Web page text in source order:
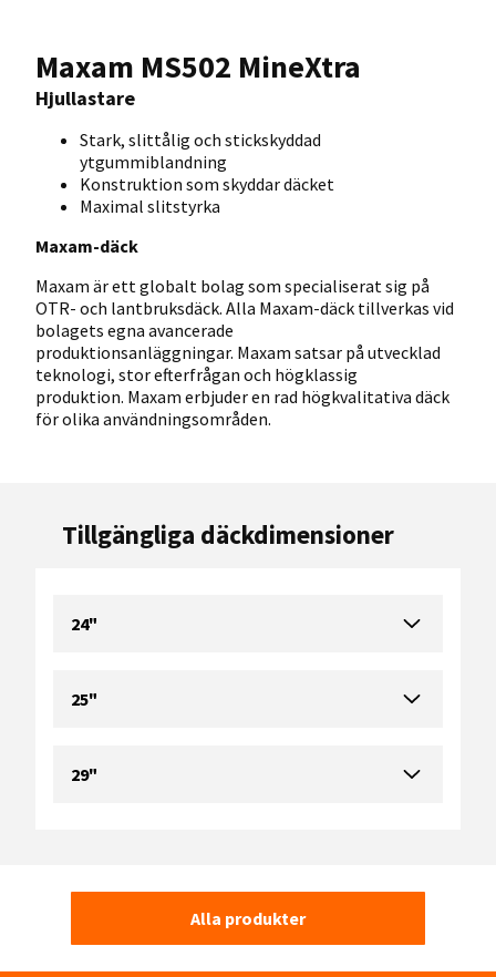
Maxam MS502 MineXtra
Hjullastare
Stark, slittålig och stickskyddad
ytgummiblandning
Konstruktion som skyddar däcket
Maximal slitstyrka
Maxam-däck
Maxam är ett globalt bolag som specialiserat sig på
OTR- och lantbruksdäck. Alla Maxam-däck tillverkas vid
bolagets egna avancerade
produktionsanläggningar. Maxam satsar på utvecklad
teknologi, stor efterfrågan och högklassig
produktion. Maxam erbjuder en rad högkvalitativa däck
för olika användningsområden.
Tillgängliga däckdimensioner
24"
25"
29"
Alla produkter